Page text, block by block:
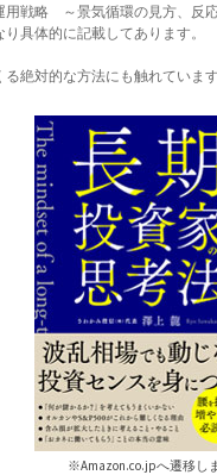
用戦略 ～景気循環の見方、反
り具体的に記載してあります。
る絶対的な方法にも触れていま
※Amazon.co.jpへ遷移し